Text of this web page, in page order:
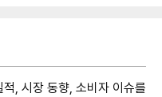
, 시장 동향, 소비자 이슈를